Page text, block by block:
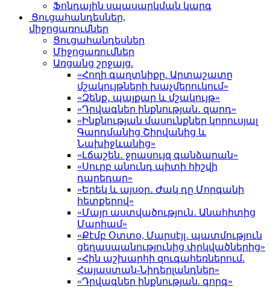
Ֆոնդային սպասարկման կարգ
Ցուցահանդեսներ,
միջոցառումներ
Ցուցահանդեսներ
Միջոցառումներ
Առցանց շրջայց.
«Հողի գաղտնիքը. Արտաշատը
մշակույթների խաչմերուկում»
«Զենք․ պայքար և մշակույթ»
«Դրվագներ ինքնության․ զարդ»
«Ինքնության մասունքներ կորուսյալ
Գարդմանից Շիրվանից և
Նախիջևանից»
«Լճաշեն․ ջրասույզ գանձարան»
«Սուրբ անունդ պիտի հիշվի
դարեդար»
«Երեկ և այսօր․ Ժակ դը Մորգանի
հետքերով»
«Մայր աստվածություն․ Անահիտից
Մարիամ»
«Քէմբ Օտտօ, Մարսէյլ․ պատմություն
ցեղասպանությունից փրկվածներից»
«Հին աշխարհի զուգահեռներում.
Հայաստան-Նիդերլանդներ»
«Դրվագներ ինքնության. գորգ»